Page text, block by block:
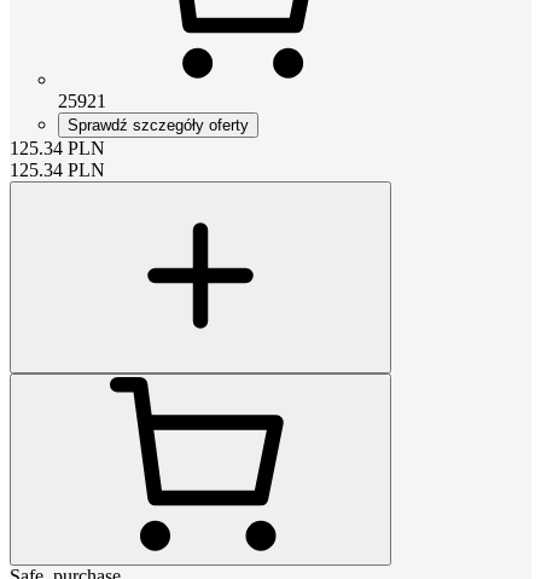
25921
Sprawdź szczegóły oferty
125.34 PLN
125.34 PLN